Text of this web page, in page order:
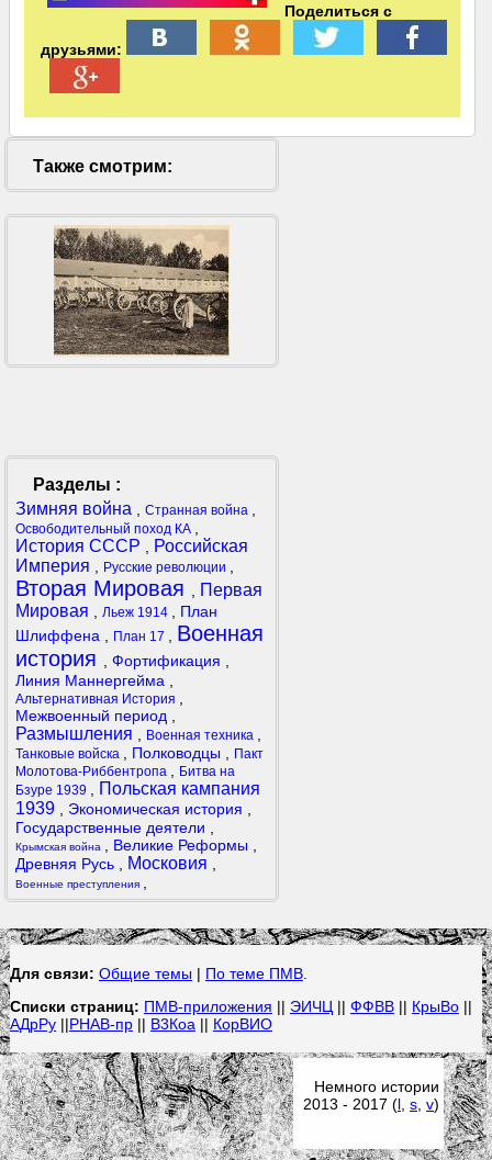
Поделиться с
друзьями:
Также смотрим:
Разделы :
Зимняя война
Странная война
Освободительный поход КА
История СССР
Российская
Империя
Русские революции
Вторая Мировая
Первая
Мировая
Льеж 1914
План
Шлиффена
План 17
Военная
история
Фортификация
Линия Маннергейма
Альтернативная История
Межвоенный период
Размышления Военная техника
Танковые войска Полководцы
Пакт
Молотова-Риббентропа
Битва на
Бзуре 1939
Польская кампания
1939
Экономическая история
Государственные деятели
Крымская война Великие Реформы
Древняя Русь
Московия
Военные преступления
Для связи: Общие темы | По теме ПМВ.
Списки страниц: ПМВ-приложения || ЭИЧЦ || ФФВВ|| КрыВо||
АДрРу||РНАВ-пр|| В3Коа || КорВИО
Немного истории
2013 - 2017 (l ,s ,v)